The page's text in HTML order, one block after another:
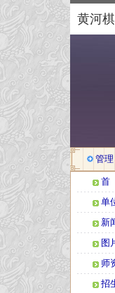
黄河
管理
单
新
图
师
招